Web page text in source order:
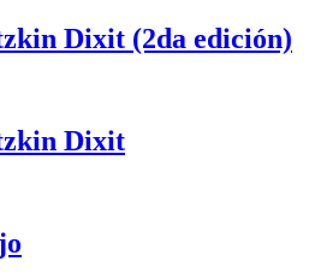
Dixit (2da edición)
Dixit